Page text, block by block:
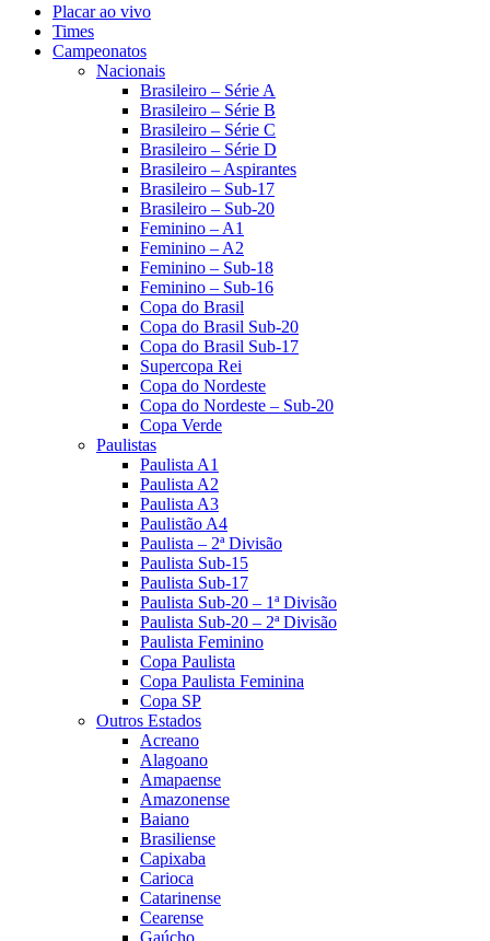
Placar ao vivo
Times
Campeonatos
Nacionais
Brasileiro – Série A
Brasileiro – Série B
Brasileiro – Série C
Brasileiro – Série D
Brasileiro – Aspirantes
Brasileiro – Sub-17
Brasileiro – Sub-20
Feminino – A1
Feminino – A2
Feminino – Sub-18
Feminino – Sub-16
Copa do Brasil
Copa do Brasil Sub-20
Copa do Brasil Sub-17
Supercopa Rei
Copa do Nordeste
Copa do Nordeste – Sub-20
Copa Verde
Paulistas
Paulista A1
Paulista A2
Paulista A3
Paulistão A4
Paulista – 2ª Divisão
Paulista Sub-15
Paulista Sub-17
Paulista Sub-20 – 1ª Divisão
Paulista Sub-20 – 2ª Divisão
Paulista Feminino
Copa Paulista
Copa Paulista Feminina
Copa SP
Outros Estados
Acreano
Alagoano
Amapaense
Amazonense
Baiano
Brasiliense
Capixaba
Carioca
Catarinense
Cearense
Gaúcho